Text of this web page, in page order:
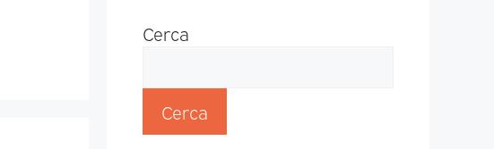
Cerca
Cerca